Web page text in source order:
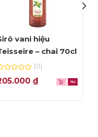
vani hiệu
– chai 70cl
(0)
₫